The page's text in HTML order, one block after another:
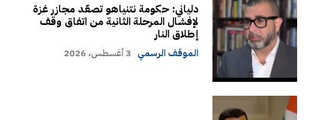
دلياني: حكومة نتنياهو تصعّد مجازر غزة
لإفشال المرحلة الثانية من اتفاق وقف
إطلاق النار
الموقف الرسمي 3 أغسطس، 2026